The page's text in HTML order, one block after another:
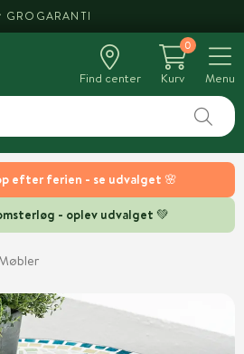
efter ferien - se udvalget 🌸
- oplev udvalget 💚
GROGARANTI
Find center
0
Kurv
Menu